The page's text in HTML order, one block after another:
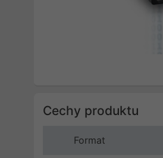
Cechy produktu
Format